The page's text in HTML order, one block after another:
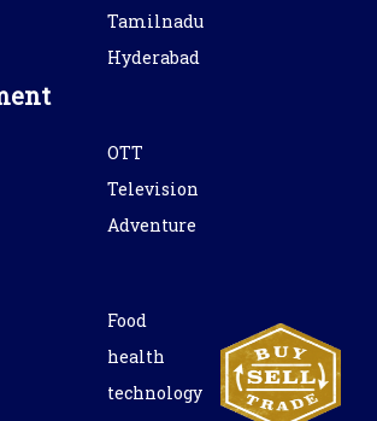
Tamilnadu
Hyderabad
OTT
Television
Adventure
Food
health
technology